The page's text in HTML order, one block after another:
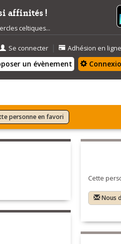
affinités !
celtiques...
Se connecter | Adhésion en ligne
un évènement
personne en favori
Cette
Nous